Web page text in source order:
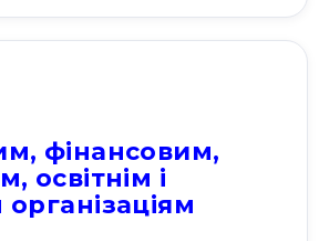
фінансовим,
освітнім і